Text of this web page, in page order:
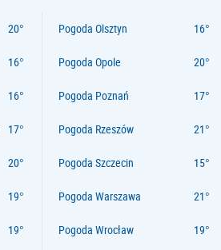
Pogoda Olsztyn
Pogoda Opole
Pogoda Poznań
Pogoda Rzeszów
Pogoda Szczecin
Pogoda Warszawa
Pogoda Wrocław